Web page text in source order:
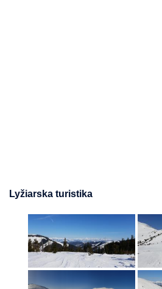
Lyžiarska turistika